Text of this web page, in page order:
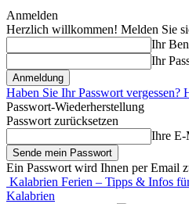
Anmelden
Herzlich willkommen! Melden Sie
Ihr
Ihr
Haben Sie Ihr Passwort vergessen?
Passwort-Wiederherstellung
Passwort zurücksetzen
Ihre E-
Ein Passwort wird Ihnen per Email
Kalabrien Ferien – Tipps & Infos
Kalabrien